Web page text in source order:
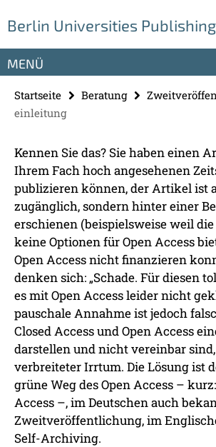
direkt
Inhalt
Berlin Universities Publishing
Service-
MENÜ
Startseite Beratung
einleitung
Kennen Sie das? Sie haben einen
Ihrem Fach hoch angesehenen
publizieren können, der Artikel ist
zugänglich, sondern hinter einer
erschienen (beispielsweise weil
keine Optionen für Open Access
Open Access nicht finanzieren
denken sich: „Schade. Für diesen
es mit Open Access leider nicht
pauschale Annahme ist jedoch
Closed Access und Open Access
darstellen und nicht vereinbar
verbreiteter Irrtum. Die Lösung ist
grüne Weg des Open Access –
Access –, im Deutschen auch
Zweitveröffentlichung, im
Self-Archiving.